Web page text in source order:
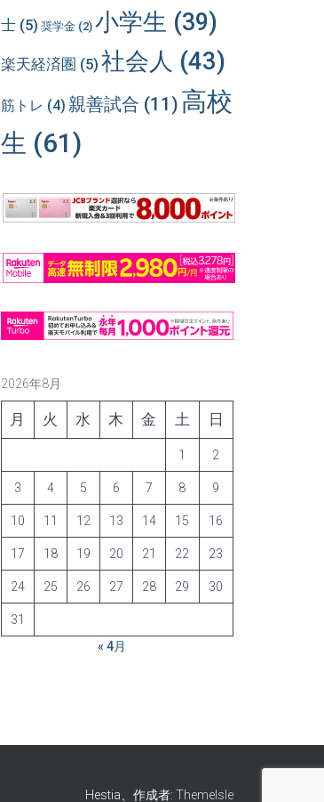
士(5) 奨学金(2) 小学生 (39)
楽天経済圏 (5) 社会人 (43)
筋トレ (4) 親善試合 (11) 高校
生 (61)
2026年8月
月 火 水 木 金 土 日
1 2
3 4 5 6 7 8 9
10 11 12 13 14 15 16
17 18 19 20 21 22 23
24 25 26 27 28 29 30
31
« 4月
Hestia、作成者: ThemeIsle